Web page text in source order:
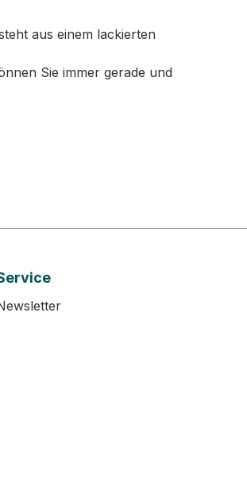
aus einem lackierten
Sie immer gerade und